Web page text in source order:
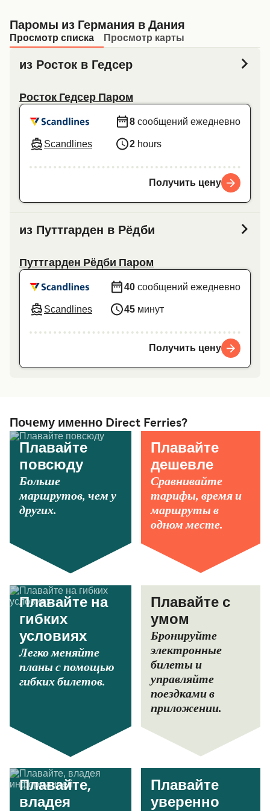
Паромы из Германия в Дания
Просмотр списка Просмотр карты
из Росток в Гедсер
Росток Гедсер Паром
Scandlines
8 сообщений ежедневно
2 hours
Получить цену
из Путтгарден в Рёдби
Путтгарден Рёдби Паром
Scandlines
40 сообщений ежедневно
45 минут
Получить цену
Почему именно Direct Ferries?
Плавайте
повсюду
Больше
маршрутов, чем у
других.
Плавайте
дешевле
Сравнивайте
тарифы, время и
маршруты в
одном месте.
Плавайте на
гибких
условиях
Легко меняйте
планы с помощью
гибких билетов.
Плавайте с
умом
Бронируйте
электронные
билеты и
управляйте
поездками в
приложении.
Плавайте,
владея
Плавайте
уверенно